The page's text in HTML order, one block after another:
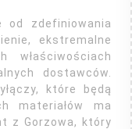
od zdefiniowania
ekstremalne
dostawców.
które będą
materiałów ma
z Gorzowa, który